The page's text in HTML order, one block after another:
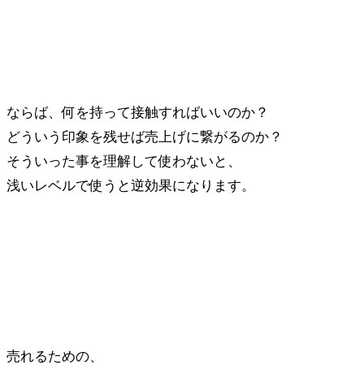
ならば、何を持って接触すればいいのか？
どういう印象を残せば売上げに繋がるのか？
そういった事を理解して使わないと、
浅いレベルで使うと逆効果になります。
売れるための、